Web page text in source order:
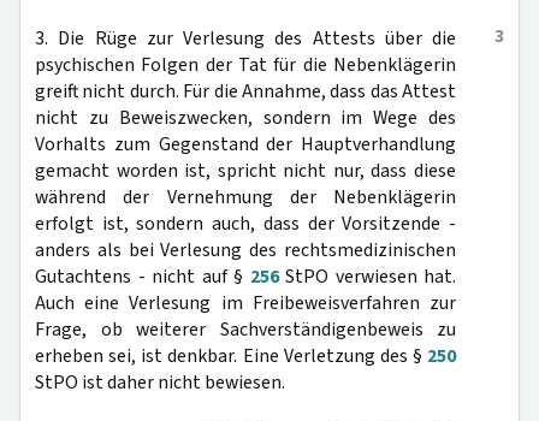
3
3. Die Rüge zur Verlesung des Attests über die
psychischen Folgen der Tat für die Nebenklägerin
greift nicht durch. Für die Annahme, dass das Attest
nicht zu Beweiszwecken, sondern im Wege des
Vorhalts zum Gegenstand der Hauptverhandlung
gemacht worden ist, spricht nicht nur, dass diese
während der Vernehmung der Nebenklägerin
erfolgt ist, sondern auch, dass der Vorsitzende -
anders als bei Verlesung des rechtsmedizinischen
Gutachtens - nicht auf § 256StPO verwiesen hat.
Auch eine Verlesung im Freibeweisverfahren zur
Frage, ob weiterer Sachverständigenbeweis zu
erheben sei, ist denkbar. Eine Verletzung des § 250
StPO ist daher nicht bewiesen.